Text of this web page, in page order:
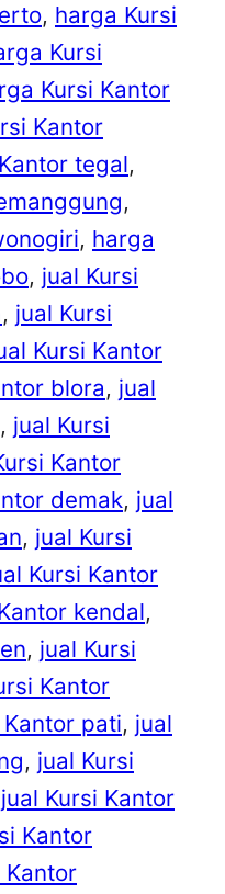
, harga Kursi
Kursi
Kursi Kantor
Kantor
tegal
, harga
, jual Kursi
, jual Kursi
Kursi Kantor
blora, jual
, jual Kursi
Kantor
demak, jual
, jual Kursi
Kursi Kantor
kendal
, jual Kursi
Kantor
pati, jual
, jual Kursi
jual Kursi Kantor
Kantor
Kantor